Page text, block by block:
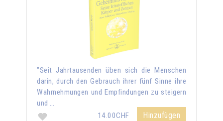
"Seit Jahrtausenden üben sich die Menschen
darin, durch den Gebrauch ihrer fünf Sinne ihre
Wahrnehmungen und Empfindungen zu steigern
und …
14.00CHF
Hinzufügen